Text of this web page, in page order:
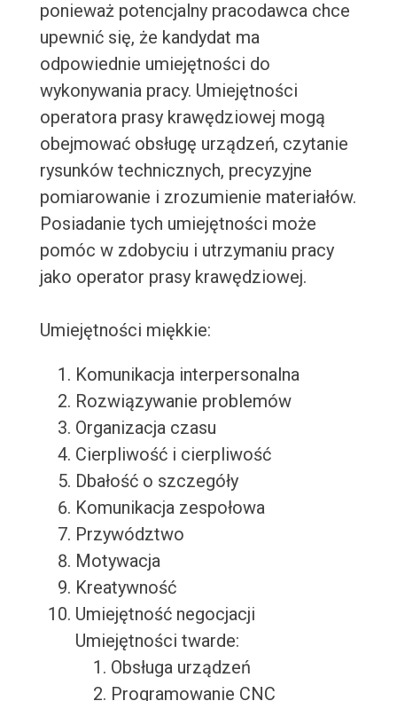
ponieważ potencjalny pracodawca chce
upewnić się, że kandydat ma
odpowiednie umiejętności do
wykonywania pracy. Umiejętności
operatora prasy krawędziowej mogą
obejmować obsługę urządzeń, czytanie
rysunków technicznych, precyzyjne
pomiarowanie i zrozumienie materiałów.
Posiadanie tych umiejętności może
pomóc w zdobyciu i utrzymaniu pracy
jako operator prasy krawędziowej.
Umiejętności miękkie:
Komunikacja interpersonalna
Rozwiązywanie problemów
Organizacja czasu
Cierpliwość i cierpliwość
Dbałość o szczegóły
Komunikacja zespołowa
Przywództwo
Motywacja
Kreatywność
Umiejętność negocjacji
Umiejętności twarde:
Obsługa urządzeń
Programowanie CNC